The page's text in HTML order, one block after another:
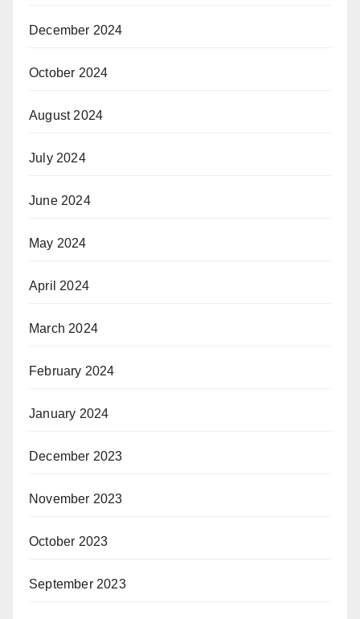
December 2024
October 2024
August 2024
July 2024
June 2024
May 2024
April 2024
March 2024
February 2024
January 2024
December 2023
November 2023
October 2023
September 2023